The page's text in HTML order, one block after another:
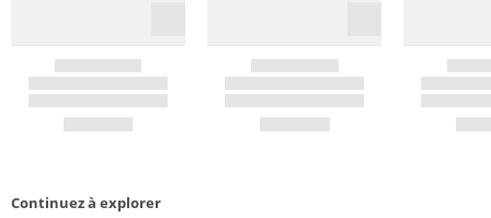
Continuez à explorer